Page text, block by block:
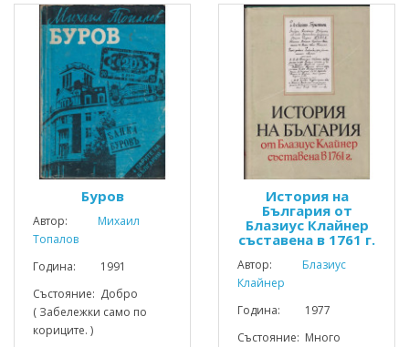
Буров
Автор:
Михаил
Топалов
Година: 1991
Състояние: Добро
( Забележки само по
кориците. )
История на
България от
Блазиус Клайнер
съставена в 1761 г.
Автор:
Блазиус
Клайнер
Година: 1977
Състояние: Много